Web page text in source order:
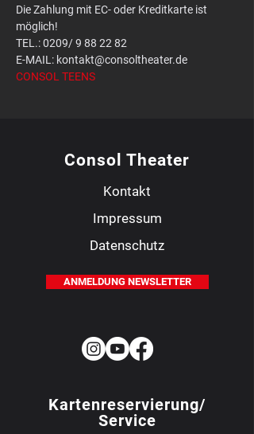
Die Zahlung mit EC- oder Kreditkarte ist
möglich!
TEL.: 0209/ 9 88 22 82
E-MAIL: kontakt@consoltheater.de
CONSOL TEENS
Consol Theater
Kontakt
Impressum
Datenschutz
ANMELDUNG NEWSLETTER
Kartenreservierung/
Service